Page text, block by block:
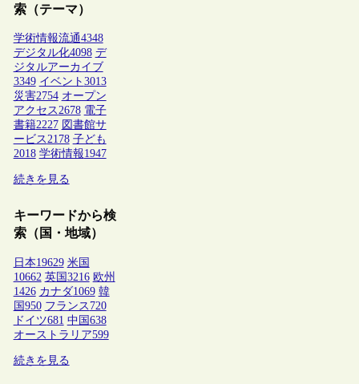
索（テーマ）
学術情報流通4348
デジタル化4098 デ
ジタルアーカイブ
3349 イベント 3013
災害2754 オープン
アクセス2678 電子
書籍2227 図書館サ
ービス2178 子ども
2018 学術情報1947
続きを見る
キーワードから検
索（国・地域）
日本19629 米国
10662 英国 3216 欧州
1426 カナダ1069 韓
国 950 フランス 720
ドイツ681 中国 638
オーストラリア599
続きを見る